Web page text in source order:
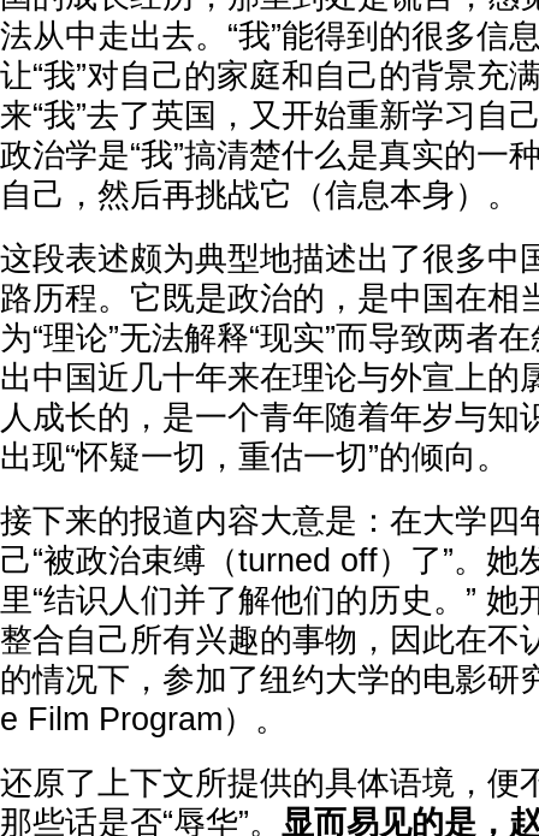
法从中走出去。“我”能得到的很多信
让“我”对自己的家庭和自己的背景充
来“我”去了英国，又开始重新学习自
政治学是“我”搞清楚什么是真实的一
自己，然后再挑战它（信息本身）。
这段表述颇为典型地描述出了很多中
路历程。它既是政治的，是中国在相
为“理论”无法解释“现实”而导致两者
出中国近几十年来在理论与外宣上的
人成长的，是一个青年随着年岁与知
出现“怀疑一切，重估一切”的倾向。
接下来的报道内容大意是：在大学四
己“被政治束缚（turned off）了”。她
里“结识人们并了解他们的历史。” 她
整合自己所有兴趣的事物，因此在不
的情况下，参加了纽约大学的电影研
e Film Program）。
还原了上下文所提供的具体语境，便
那些话是否“辱华”。 显而易见的是，